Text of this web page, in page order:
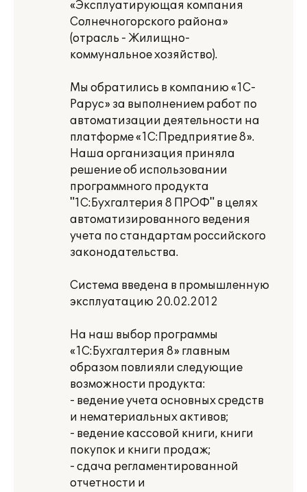
«Эксплуатирующая компания
Солнечногорского района»
(отрасль - Жилищно-
коммунальное хозяйство).
Мы обратились в компанию «1С-
Рарус» за выполнением работ по
автоматизации деятельности на
платформе «1С:Предприятие 8».
Наша организация приняла
решение об использовании
программного продукта
"1С:Бухгалтерия 8 ПРОФ" в целях
автоматизированного ведения
учета по стандартам российского
законодательства.
Система введена в промышленную
эксплуатацию 20.02.2012
На наш выбор программы
«1С:Бухгалтерия 8» главным
образом повлияли следующие
возможности продукта:
- ведение учета основных средств
и нематериальных активов;
- ведение кассовой книги, книги
покупок и книги продаж;
- сдача регламентированной
отчетности и